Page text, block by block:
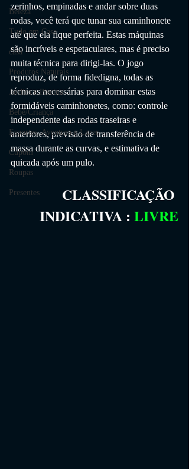
Beleza
Tudo em Casa
casa
Produtos Naturais
Jardim e Piscina
Bebê/Criança
Esportes, Aventura e Lazer
Cupom
Roupas
Presentes
zerinhos, empinadas e andar sobre duas
rodas, você terá que tunar sua caminhonete
até que ela fique perfeita. Estas máquinas
são incríveis e espetaculares, mas é preciso
muita técnica para dirigi-las. O jogo
reproduz, de forma fidedigna, todas as
técnicas necessárias para dominar estas
formidáveis ​​caminhonetes, como: controle
independente das rodas traseiras e
anteriores, previsão de transferência de
massa durante as curvas, e estimativa de
quicada após um pulo.
CLASSIFICAÇÃO
INDICATIVA : LIVRE